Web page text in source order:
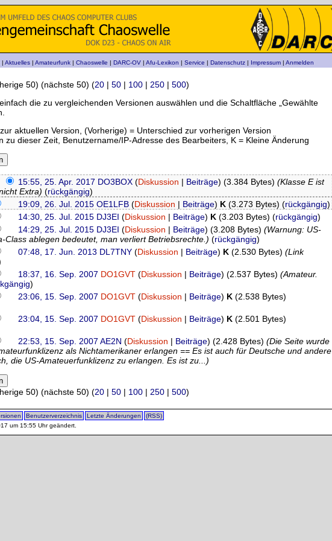
| Aktuelles | Amateurfunk | Chaoswelle | DARC-OV | Afu-Lexikon | Service | Datenschutz | Impressum | Anmelden
50) (nächste 50) (20 | 50 | 100 | 250 | 500)
die zu vergleichenden Versionen auswählen und die Schaltfläche „Gewählte
aktuellen Version, (Vorherige) = Unterschied zur vorherigen Version
zu dieser Zeit, Benutzername/IP-Adresse des Bearbeiters, K = Kleine Änderung
15:55, 25. Apr. 2017 DO3BOX (Diskussion | Beiträge) (3.384 Bytes) (Klasse E ist
Extra) (rückgängig)
19:09, 26. Jul. 2015 OE1LFB (Diskussion | Beiträge) K (3.273 Bytes) (rückgängig)
14:30, 25. Jul. 2015 DJ3EI (Diskussion | Beiträge) K (3.203 Bytes) (rückgängig)
14:29, 25. Jul. 2015 DJ3EI (Diskussion | Beiträge) (3.208 Bytes) (Warnung: US-
Class ablegen bedeutet, man verliert Betriebsrechte.) (rückgängig)
07:48, 17. Jun. 2013 DL7TNY (Diskussion | Beiträge) K (2.530 Bytes) (Link
18:37, 16. Sep. 2007 DO1GVT (Diskussion | Beiträge) (2.537 Bytes) (Amateur.
)
23:06, 15. Sep. 2007 DO1GVT (Diskussion | Beiträge) K (2.538 Bytes)
23:04, 15. Sep. 2007 DO1GVT (Diskussion | Beiträge) K (2.501 Bytes)
22:53, 15. Sep. 2007 AE2N (Diskussion | Beiträge) (2.428 Bytes) (Die Seite wurde
als Nichtamerikaner erlangen == Es ist auch für Deutsche und andere
die US-Amateuerfunklizenz zu erlangen. Es ist zu...)
50) (nächste 50) (20 | 50 | 100 | 250 | 500)
Benutzerverzeichnis Letzte Änderungen
(RSS)
um 15:55 Uhr geändert.